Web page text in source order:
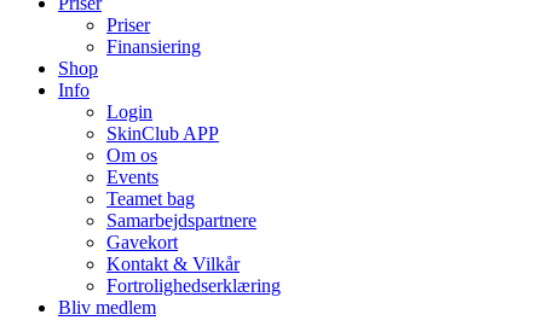
Priser
Finansiering
Shop
Info
Login
SkinClub APP
Om os
Events
Teamet bag
Samarbejdspartnere
Gavekort
Kontakt & Vilkår
Fortrolighedserklæring
Bliv medlem